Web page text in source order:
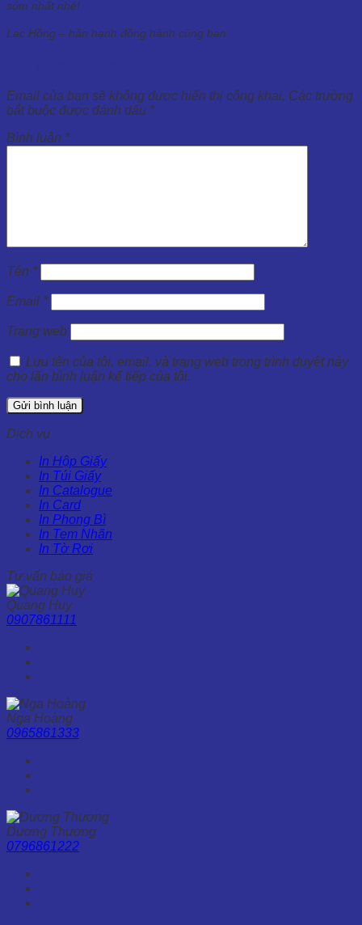
sớm nhất nhé!
Lạc Hồng – hân hạnh đồng hành cùng bạn.
Email của bạn sẽ không được hiển thị công khai. Các trường
bắt buộc được đánh dấu *
Bình luận *
Tên *
Email *
Trang web
Lưu tên của tôi, email, và trang web trong trình duyệt này
cho lần bình luận kế tiếp của tôi.
Dịch vụ
In Hộp Giấy
In Túi Giấy
In Catalogue
In Card
In Phong Bì
In Tem Nhãn
In Tờ Rơi
Tư vấn báo giá
Quang Huy
0907861111
Nga Hoàng
0965861333
Dương Thương
0796861222